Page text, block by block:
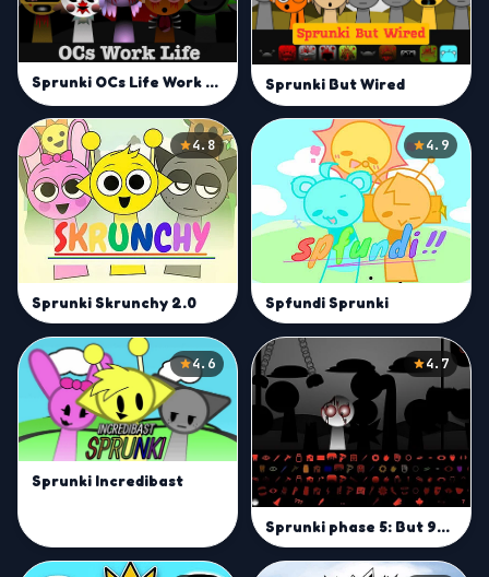
Sprunki OCs Life Work Mod Sprunki But Wired
4.8
Sprunki Skrunchy 2.0
4.9
Spfundi Sprunki
4.6
Sprunki Incredibast
4.7
Sprunki phase 5: But 90 Polos